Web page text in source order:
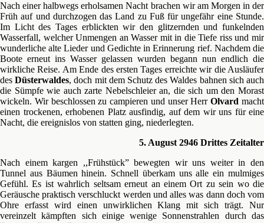
Nach einer halbwegs erholsamen Nacht brachen wir am Morgen in der
Früh auf und durchzogen das Land zu Fuß für ungefähr eine Stunde.
Im Licht des Tages erblickten wir den glitzernden und funkelnden
Wasserfall, welcher Unmengen an Wasser mit in die Tiefe riss und mir
wunderliche alte Lieder und Gedichte in Erinnerung rief. Nachdem die
Boote erneut ins Wasser gelassen wurden begann nun endlich die
wirkliche Reise. Am Ende des ersten Tages erreichte wir die Ausläufer
desDüsterwaldes, doch mit dem Schutz des Waldes bahnen sich auch
die Sümpfe wie auch zarte Nebelschleier an, die sich um den Morast
wickeln. Wir beschlossen zu campieren und unser HerrOlvard macht
einen trockenen, erhobenen Platz ausfindig, auf dem wir uns für eine
Nacht, die ereignislos von statten ging, niederlegten.
5. August 2946 Drittes Zeitalter
Nach einem kargen ,,Frühstück” bewegten wir uns weiter in den
Tunnel aus Bäumen hinein. Schnell überkam uns alle ein mulmiges
Gefühl. Es ist wahrlich seltsam erneut an einem Ort zu sein wo die
Geräusche praktisch verschluckt werden und alles was dann doch vom
Ohre erfasst wird einen unwirklichen Klang mit sich trägt. Nur
vereinzelt kämpften sich einige wenige Sonnenstrahlen durch das